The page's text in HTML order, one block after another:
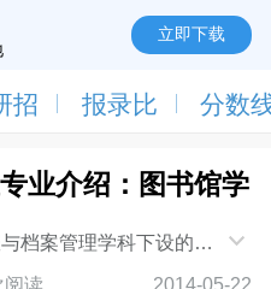
立即下载
招 报录比 分数
业介绍：图书馆学
档案管理学科下设的二
生发展、组织管理，以